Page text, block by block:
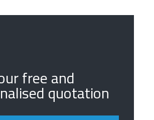
free and
quotation